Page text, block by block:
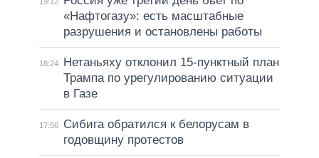
«Нафтогазу»: есть масштабные
разрушения и остановлены работы
18:24
Нетаньяху отклонил 15-пунктный план
Трампа по урегулированию ситуации
в Газе
17:56
Сибига обратился к белорусам в
годовщину протестов